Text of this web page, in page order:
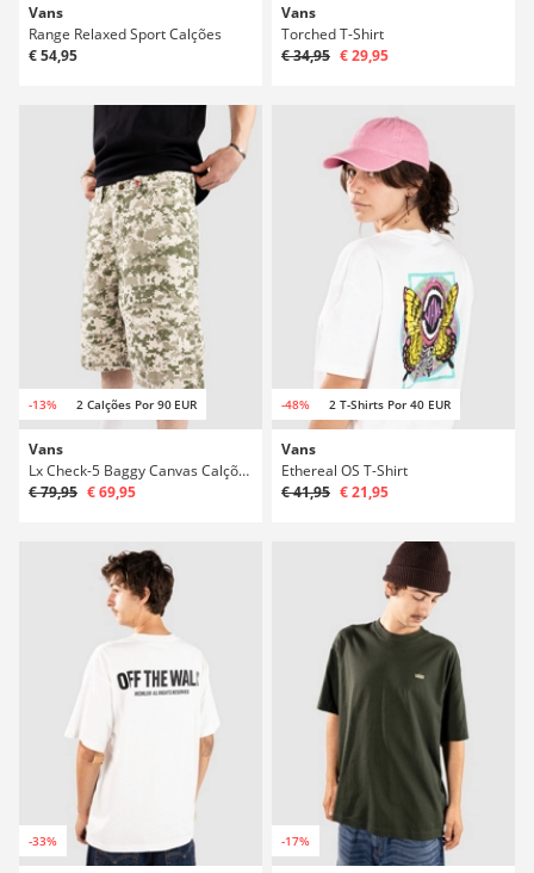
Vans
Range Relaxed Sport Calções
€ 54,95
Vans
Torched T-Shirt
€ 34,95 € 29,95
-13% 2 Calções Por 90 EUR
Vans
Lx Check-5 Baggy Canvas Calções
€ 79,95 € 69,95
-48% 2 T-Shirts Por 40 EUR
Vans
Ethereal OS T-Shirt
€ 41,95 € 21,95
-33% -17%